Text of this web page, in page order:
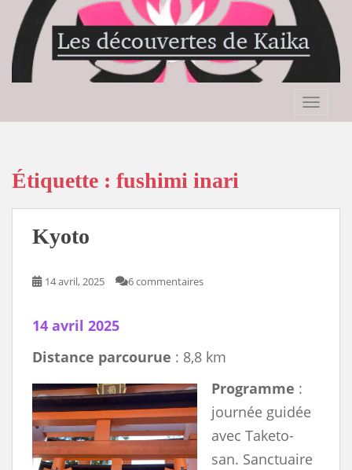
Étiquette : fushimi inari
Kyoto
14 avril, 2025 6 commentaires
14 avril 2025
Distance parcourue : 8,8 km
Programme :
journée guidée
avec Taketo-
san. Sanctuaire